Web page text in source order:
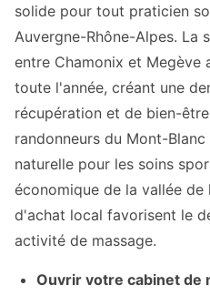
solide pour tout praticien
Auvergne-Rhône-Alpes. La
entre Chamonix et
toute l'année, créant une
récupération et de bien-
randonneurs du Mont-
naturelle pour les soins
économique de la vallée
d'achat local favorisent le
activité de massage.
Ouvrir votre cabinet de